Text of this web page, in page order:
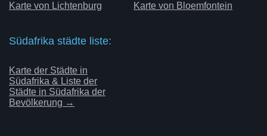
Karte von Lichtenburg Karte von Bloemfontein
Südafrika städte liste:
Karte der Städte in
Südafrika & Liste der
Städte in Südafrika der
Bevölkerung →